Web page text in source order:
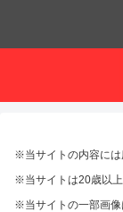
※当サイトの内容には
※当サイトは20歳以
※当サイトの一部画